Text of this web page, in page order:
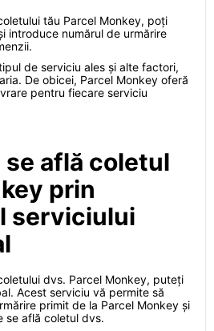
tău Parcel Monkey, poți
introduce numărul de urmărire
de serviciu ales și alte factori,
De obicei, Parcel Monkey oferă
pentru fiecare serviciu
află coletul
prin
serviciului
dvs. Parcel Monkey, puteți
Acest serviciu vă permite să
primit de la Parcel Monkey și
se află coletul dvs.